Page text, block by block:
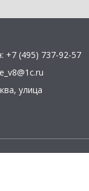
+7 (495) 737-92-57
, улица